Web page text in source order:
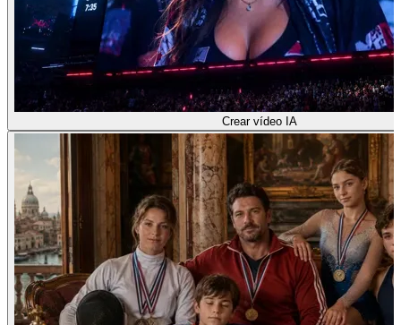
Crear vídeo IA